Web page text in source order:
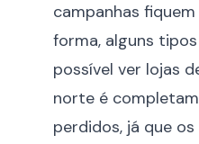
campanhas
forma, alguns
possível ver lojas
norte é
perdidos, já que